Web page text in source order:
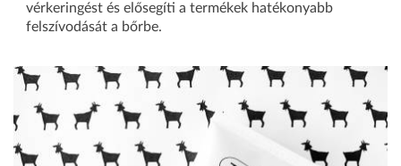
vérkeringést és elősegíti a termékek hatékonyabb
felszívodását a bőrbe.